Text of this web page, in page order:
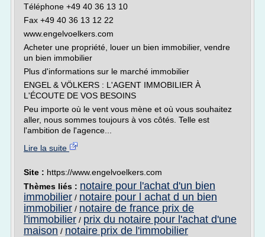
Téléphone +49 40 36 13 10
Fax +49 40 36 13 12 22
www.engelvoelkers.com
Acheter une propriété, louer un bien immobilier, vendre
un bien immobilier
Plus d'informations sur le marché immobilier
ENGEL & VÖLKERS : L'AGENT IMMOBILIER À
L'ÉCOUTE DE VOS BESOINS
Peu importe où le vent vous mène et où vous souhaitez
aller, nous sommes toujours à vos côtés. Telle est
l'ambition de l'agence...
Lire la suite
Site : https://www.engelvoelkers.com
Thèmes liés : notaire pour l'achat d'un bien
immobilier / notaire pour l achat d un bien
immobilier / notaire de france prix de
l'immobilier / prix du notaire pour l'achat d'une
maison / notaire prix de l'immobilier